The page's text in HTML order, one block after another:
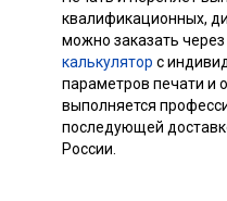
квалификационных,
можно заказать
калькулятор с
параметров печати и
выполняется
последующей
России.